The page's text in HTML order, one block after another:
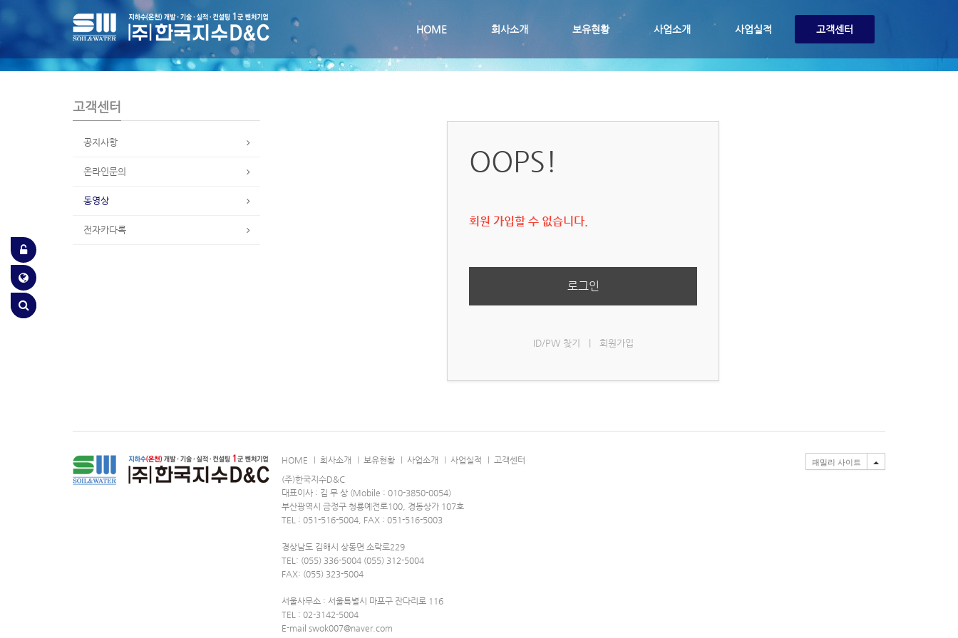
HOME 회사소개 보유현황 사업소개 사업실적 고객센터
u
b
P
r
o
t
고객센터
공지사항
온라인문의
동영상
전자카다록
OOPS!
회원 가입할 수 없습니다.
로그인
ID/PW 찾기 회원가입
HOME 회사소개 보유현황 사업소개 사업실적
고객센터
(주)한국지수D&C
대표이사 : 김 무 상 (Mobile : 010-3850-0054)
부산광역시 금정구 청룡예전로100, 경동상가 107호
TEL : 051-516-5004, FAX : 051-516-5003
경상남도 김해시 상동면 소락로229
TEL: (055) 336-5004 (055) 312-5004
FAX: (055) 323-5004
서울사무소 : 서울특별시 마포구 잔다리로 116
TEL : 02-3142-5004
E-mail swok007@naver.com
패밀리 사이트